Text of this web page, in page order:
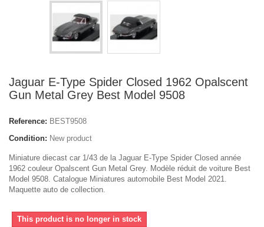
Jaguar E-Type Spider Closed 1962 Opalscent
Gun Metal Grey Best Model 9508
Reference: BEST9508
Condition: New product
Miniature diecast car 1/43 de la Jaguar E-Type Spider Closed année
1962 couleur Opalscent Gun Metal Grey. Modèle réduit de voiture Best
Model 9508. Catalogue Miniatures automobile Best Model 2021.
Maquette auto de collection.
This product is no longer in stock